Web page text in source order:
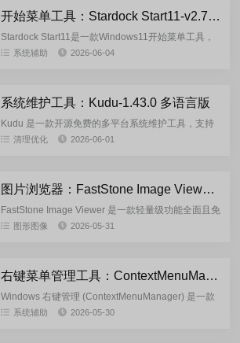
开始菜单工具：Stardock Start11-v2.7.2 破解版
Stardock Start11是一款Windows11开始菜单工具，
可以添加任务栏经典开始按钮,主要为Windows
系统辅助 2026-06-04
系统维护工具：Kudu-1.43.0 多语言版
Kudu 是一款开源免费的多平台系统维护工具，支持
Windows、macOS和Linux系统，Kudu用一个免费的
清理优化 2026-06-01
图片浏览器：FastStone Image Viewer-8.4 多语言安装版/绿色版
FastStone Image Viewer 是一款轻量级功能全面且免
费的图像浏览、编辑与管理软件，被广泛认为是
图形图像 2026-05-31
右键菜单管理工具：ContextMenuManager-v4.0.0.6 单文件版
Windows 右键管理 (ContextMenuManager) 是一款
专门用于管理 Windows 右键菜单的小工具。它可以
系统辅助 2026-05-30